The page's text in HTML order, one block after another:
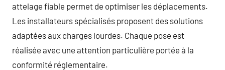
attelage fiable permet de optimiser les déplacements.
Les installateurs spécialisés proposent des solutions
adaptées aux charges lourdes. Chaque pose est
réalisée avec une attention particulière portée à la
conformité réglementaire.